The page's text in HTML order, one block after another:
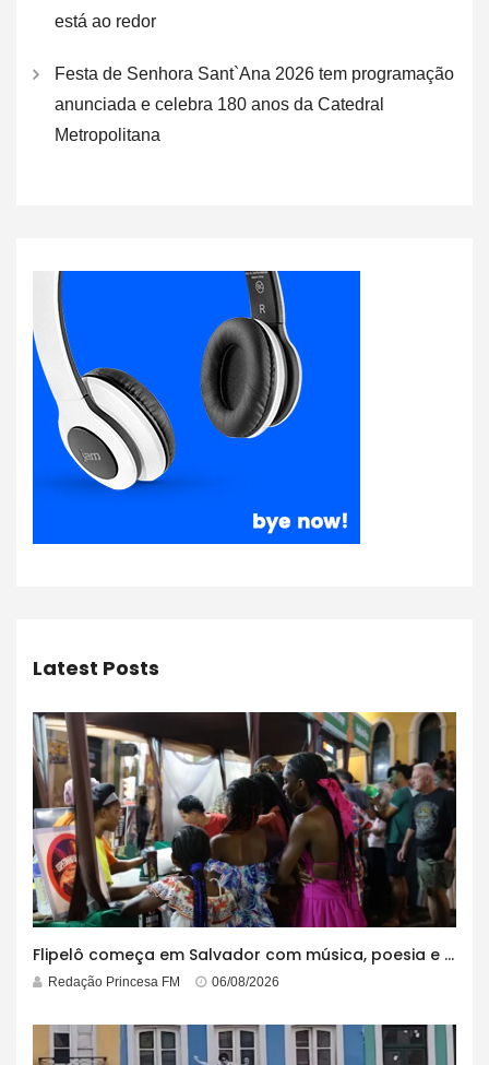
está ao redor
Festa de Senhora Sant`Ana 2026 tem programação
anunciada e celebra 180 anos da Catedral
Metropolitana
Latest Posts
Flipelô começa em Salvador com música, poesia e grande participação
Redação Princesa FM 06/08/2026